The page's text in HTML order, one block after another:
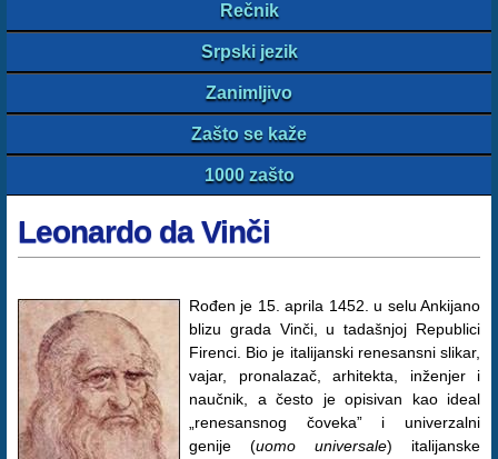
Rečnik
Srpski jezik
Zanimljivo
Zašto se kaže
1000 zašto
Leonardo da Vinči
Rođen je 15. aprila 1452. u selu Ankijano
blizu grada Vinči, u tadašnjoj Republici
Firenci. Bio je italijanski renesansni slikar,
vajar, pronalazač, arhitekta, inženjer i
naučnik, a često je opisivan kao ideal
„renesansnog čoveka” i univerzalni
genije (uomo universale) italijanske